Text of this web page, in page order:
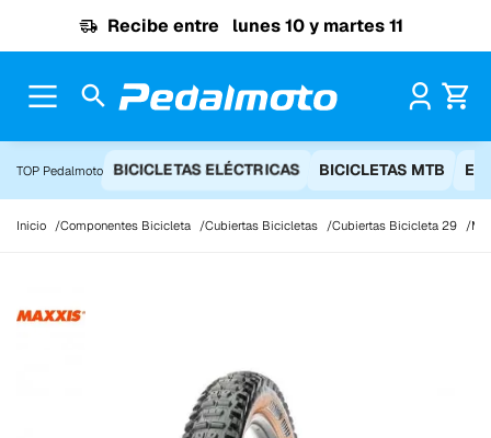
Recibe entre lunes 10 y martes 11
TOP Pedalmoto BICICLETAS ELÉCTRICAS BICICLETAS MTB
Inicio Componentes Bicicleta Cubiertas Bicicletas Cubiertas Bicicleta 29